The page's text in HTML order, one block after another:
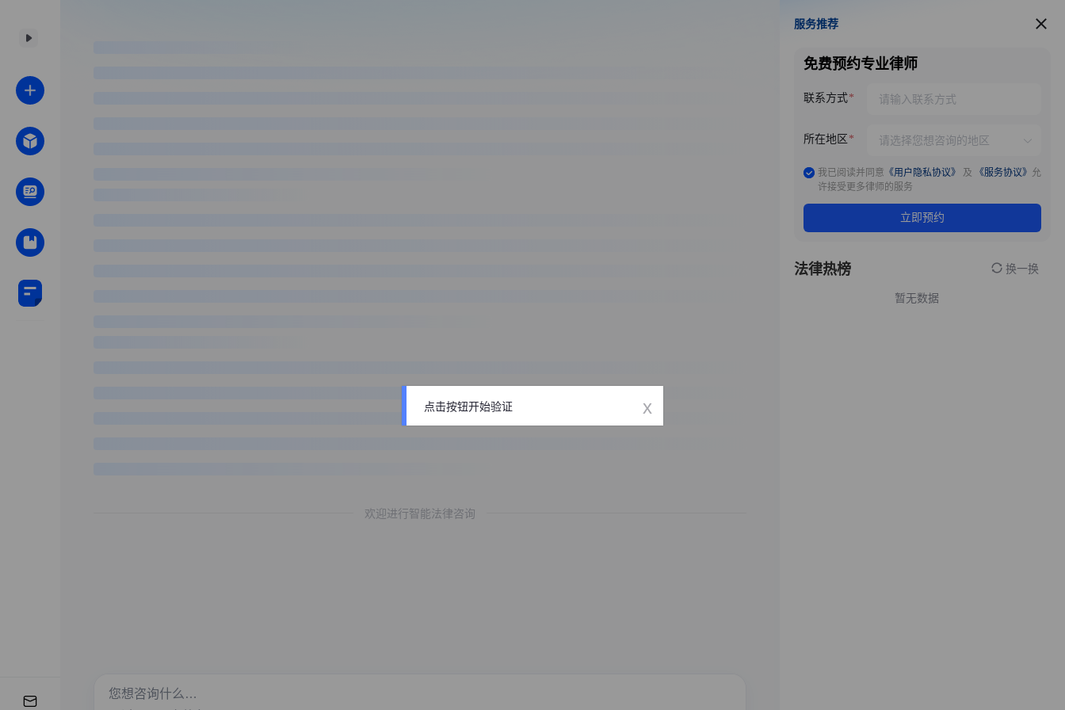
欢迎进行智能法律咨询
服务推荐
服务推荐
免费预约专业律师
联系方式
所在地区
我已阅读并同意 《用户隐私协议》 及 《服务协议》 允
许接受更多律师的服务
立即预约
法律热榜 换一换
暂无数据
点击按钮开始验证 x